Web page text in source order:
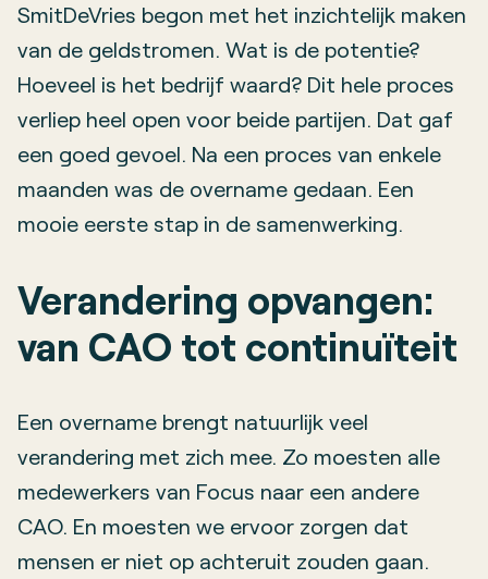
SmitDeVries begon met het inzichtelijk maken
van de geldstromen. Wat is de potentie?
Hoeveel is het bedrijf waard? Dit hele proces
verliep heel open voor beide partijen. Dat gaf
een goed gevoel. Na een proces van enkele
maanden was de overname gedaan. Een
mooie eerste stap in de samenwerking.
Verandering opvangen:
van CAO tot continuïteit
Een overname brengt natuurlijk veel
verandering met zich mee. Zo moesten alle
medewerkers van Focus naar een andere
CAO. En moesten we ervoor zorgen dat
mensen er niet op achteruit zouden gaan.